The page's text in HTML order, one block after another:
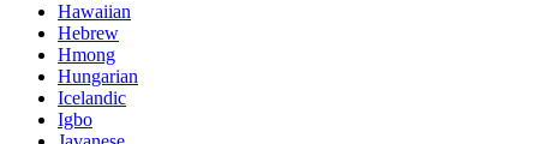
Hawaiian
Hebrew
Hmong
Hungarian
Icelandic
Igbo